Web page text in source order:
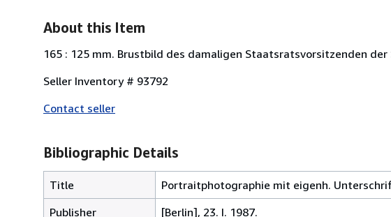
About this Item
165 : 125 mm. Brustbild des damaligen Staatsratsvorsitzenden der
Seller Inventory # 93792
Contact seller
Bibliographic Details
Title
Portraitphotographie mit eigenh.
Publisher
[Berlin], 23. I. 1987.